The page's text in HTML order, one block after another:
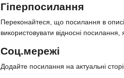
Гіперпосилання
Переконайтеся, що посилання в описі
використовувати відносні
Соц.мережі
Додайте посилання на актуальні